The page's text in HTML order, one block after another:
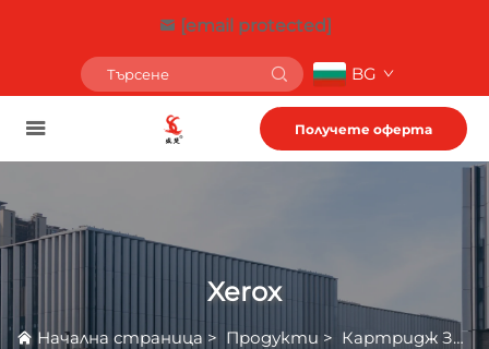
[email protected]
BG
Получете оферта
Xerox
Начална страница > Продукти > Картридж За Тонер